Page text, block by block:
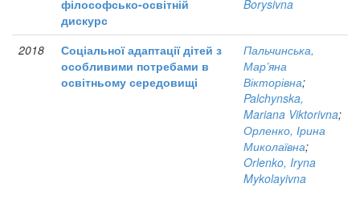
філософсько-освітній
дискурс
Borysivna
2018
Соціальної адаптації дітей з
особливими потребами в
освітньому середовищі
Пальчинська,
Мар’яна
Вікторівна;
Palchynska,
Mariana Viktorivna;
Орленко, Ірина
Миколаївна;
Orlenko, Iryna
Mykolayivna